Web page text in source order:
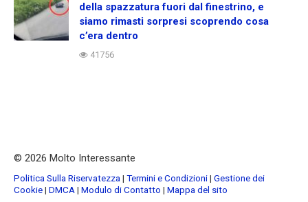
della spazzatura fuori dal finestrino, e
siamo rimasti sorpresi scoprendo cosa
c’era dentro
41756
© 2026 Molto Interessante
Politica Sulla Riservatezza | Termini e Condizioni| Gestione dei
Cookie| DMCA | Modulo di Contatto | Mappa del sito